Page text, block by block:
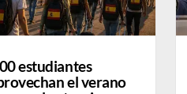
estudiantes
el verano